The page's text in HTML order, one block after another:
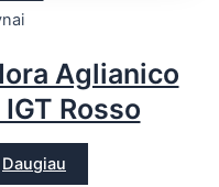
Aglianico
Rosso
Daugiau